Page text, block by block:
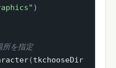
)
所を指定
(tkchooseDir